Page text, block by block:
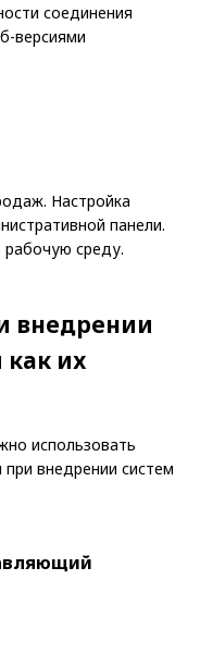
соединения
версиями
Настройка
панели.
рабочую среду.
внедрении
как их
использовать
внедрении систем